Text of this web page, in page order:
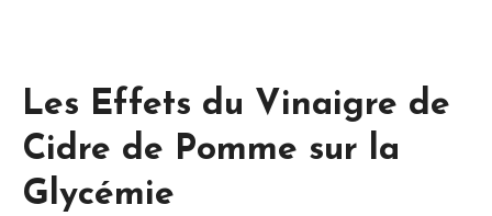
Les Effets du Vinaigre de
Cidre de Pomme sur la
Glycémie